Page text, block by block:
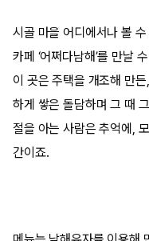
시골 마을 어디에서나 볼
카페 ‘어쩌다남해’를 만날
이 곳은 주택을 개조해 만
하게 쌓은 돌담하며 그 때
절을 아는 사람은 추억에,
간이죠. ​